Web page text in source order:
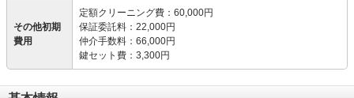
その他初期
費用
定額クリーニング費 ： 60,000円
保証委託料 ： 22,000円
仲介手数料 ： 66,000円
鍵セット費 ： 3,300円